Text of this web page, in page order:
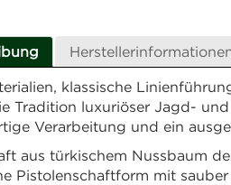
klassische
Tradition luxuriöser Jagd-
Verarbeitung und ein
aus türkischem Nussbaum
Pistolenschaftform mit